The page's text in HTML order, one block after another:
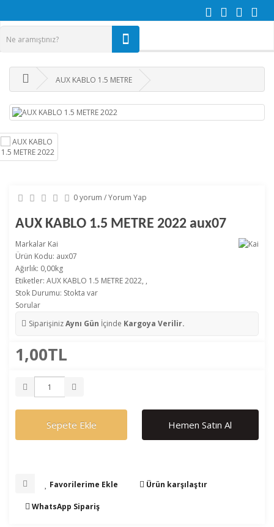
AUX KABLO 1.5 METRE
0 yorum /Yorum Yap
AUX KABLO 1.5 METRE 2022 aux07
Markalar Kai
Ürün Kodu: aux07
Ağırlık: 0,00kg
Etiketler: AUX KABLO 1.5 METRE 2022, ,
Stok Durumu: Stokta var
Sorular
SiparişinizAynı Gün İçinde Kargoya Verilir.
1,00TL
Sepete Ekle Hemen Satın Al
Favorilerime Ekle Ürün karşılaştır
WhatsApp Sipariş